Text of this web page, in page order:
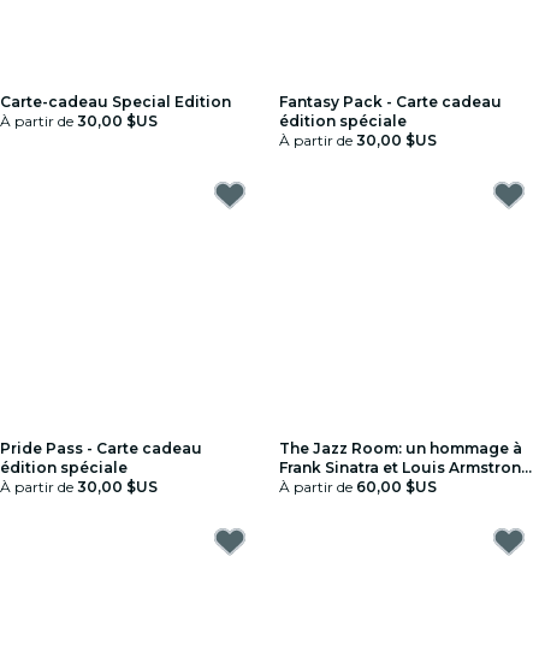
Carte-cadeau Special Edition
À partir de 30,00 $US
Fantasy Pack - Carte cadeau
édition spéciale
À partir de 30,00 $US
Pride Pass - Carte cadeau
édition spéciale
À partir de 30,00 $US
The Jazz Room: un hommage à
Frank Sinatra et Louis Armstrong
- Carte-cadeau
À partir de 60,00 $US